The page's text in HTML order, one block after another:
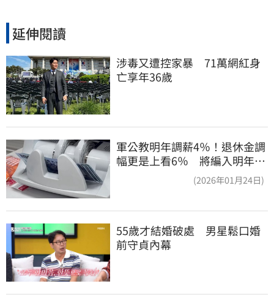
延伸閱讀
涉毒又遭控家暴　71萬網紅身
亡享年36歲
軍公教明年調薪4％！退休金調
幅更是上看6％ 將編入明年度
(2026年01月24日)
55歲才結婚破處　男星鬆口婚
前守貞內幕